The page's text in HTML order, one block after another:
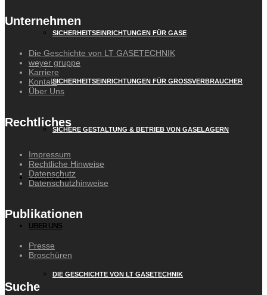
SICHERHEITSEINRICHTUNGEN FÜR GASE
SICHERHEITSEINRICHTUNGEN FÜR GROSSVERBRAUCHER
SICHERE GESTALTUNG & BETRIEB VON GASELAGERN
LEISTUNGEN
ÜBER UNS
DIE GESCHICHTE VON LT GASETECHNIK
Unternehmen
Die Geschichte von LT GASETECHNIK
weyer gruppe
Karriere
Kontakt
Über Uns
Rechtliches
Impressum
Rechtliche Hinweise
Datenschutz
Datenschutzhinweise
Publikationen
Presse
Broschüren
Suche